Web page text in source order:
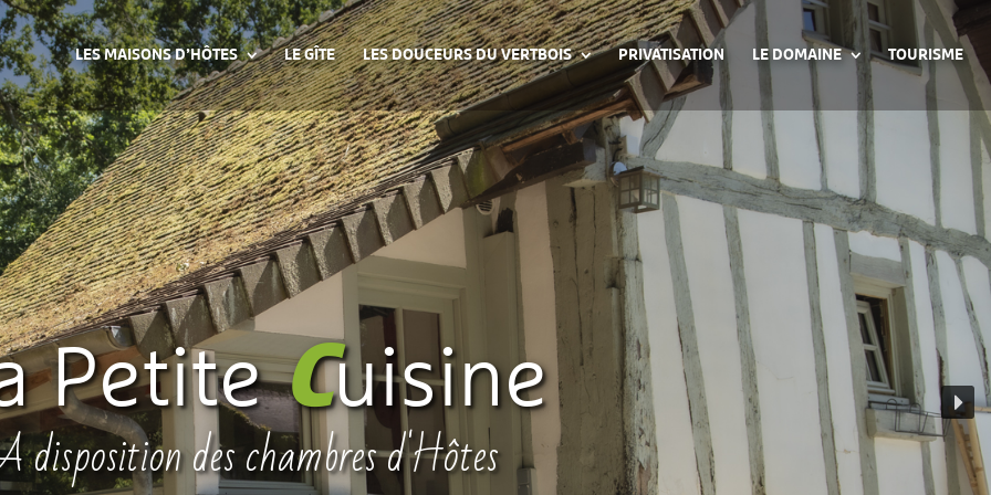
PetiteCuisine
disposition des chambres d'Hôtes
LES MAISONS D’HÔTES LE GÎTE LES DOUCEURS DU VERTBOIS PRIVATISATION LE DOMAINE TOURISME